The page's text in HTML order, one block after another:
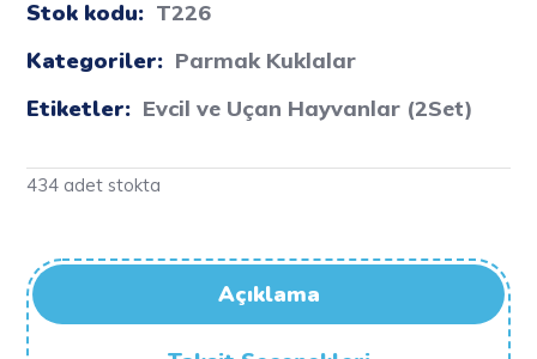
Stok kodu: T226
Kategoriler: Parmak Kuklalar
Etiketler: Evcil ve Uçan Hayvanlar (2Set)
434 adet stokta
Açıklama